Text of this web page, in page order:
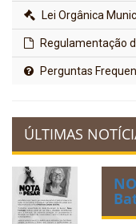
Lei Orgânica
Regulamentação
Perguntas
ÚLTIMAS